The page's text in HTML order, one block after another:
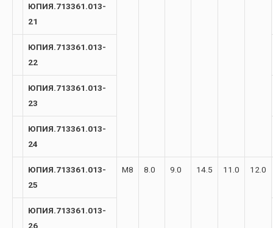
ЮПИЯ.713361.013-
21
ЮПИЯ.713361.013-
22
ЮПИЯ.713361.013-
23
ЮПИЯ.713361.013-
24
ЮПИЯ.713361.013-
25
М8 8.0 9.0 14.5 11.0 12.0
ЮПИЯ.713361.013-
26